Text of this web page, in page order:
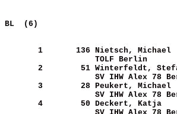
BL
       1
      136
Nietsch,
TOLF
       2
       51
Winterfeldt,
SV IHW Alex
       3
       28
Peukert,
SV IHW Alex
       4
       50
Deckert,